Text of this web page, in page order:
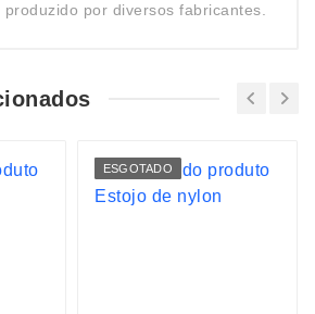
por diversos fabricantes.
ESGOTADO